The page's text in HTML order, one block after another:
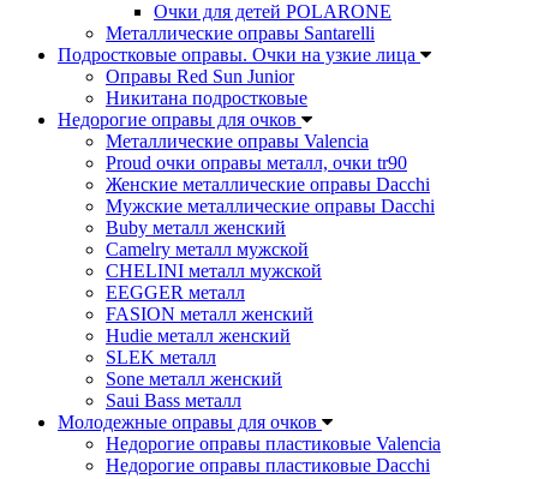
Очки для детей POLARONE
Металлические оправы Santarelli
Подростковые оправы. Очки на узкие лица
Оправы Red Sun Junior
Никитана подростковые
Недорогие оправы для очков
Металлические оправы Valencia
Proud очки оправы металл, очки tr90
Женские металлические оправы Dacchi
Мужские металлические оправы Dacchi
Buby металл женский
Camelry металл мужской
CHELINI металл мужской
EEGGER металл
FASION металл женский
Hudie металл женский
SLEK металл
Sone металл женский
Saui Bass металл
Молодежные оправы для очков
Недорогие оправы пластиковые Valencia
Недорогие оправы пластиковые Dacchi